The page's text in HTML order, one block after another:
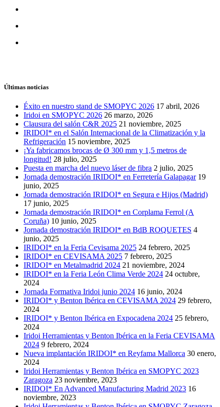
Últimas noticias
Éxito en nuestro stand de SMOPYC 2026 17 abril, 2026
Iridoi en SMOPYC 2026 26 marzo, 2026
Clausura del salón C&R 2025 21 noviembre, 2025
IRIDOI* en el Salón Internacional de la Climatización y la
Refrigeración 15 noviembre, 2025
¡Ya fabricamos brocas de Ø 300 mm y 1,5 metros de
longitud! 28 julio, 2025
Puesta en marcha del nuevo láser de fibra 2 julio, 2025
Jornada demostración IRIDOI* en Ferretería Galapagar 19
junio, 2025
Jornada demostración IRIDOI* en Segura e Hijos (Madrid)
17 junio, 2025
Jornada demostración IRIDOI* en Corplama Ferrol (A
Coruña) 10 junio, 2025
Jornada demostración IRIDOI* en BdB ROQUETES 4
junio, 2025
IRIDOI* en la Feria Cevisama 2025 24 febrero, 2025
IRIDOI* en CEVISAMA 2025 7 febrero, 2025
IRIDOI* en Metalmadrid 2024 21 noviembre, 2024
IRIDOI* en la Feria León Clima Verde 2024 24 octubre,
2024
Jornada Formativa Iridoi junio 2024 16 junio, 2024
IRIDOI* y Benton Ibérica en CEVISAMA 2024 29 febrero,
2024
IRIDOI* y Benton Ibérica en Expocadena 2024 25 febrero,
2024
Iridoi Herramientas y Benton Ibérica en la Feria CEVISAMA
2024 9 febrero, 2024
Nueva implantación IRIDOI* en Reyfama Mallorca 30 enero,
2024
Iridoi Herramientas y Benton Ibérica en SMOPYC 2023
Zaragoza 23 noviembre, 2023
IRIDOI* En Advanced Manufacturing Madrid 2023 16
noviembre, 2023